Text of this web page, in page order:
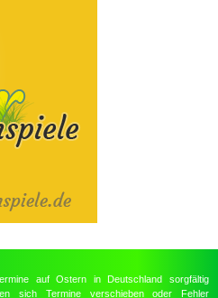
auf Ostern in Deutschland sorgfältig
sich Termine verschieben oder Fehler